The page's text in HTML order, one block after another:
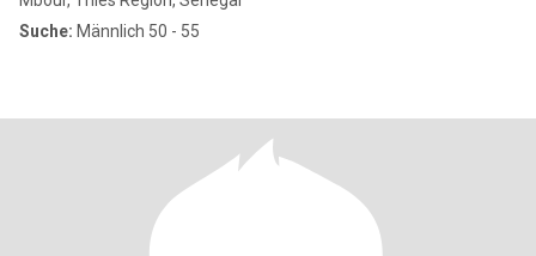
Suche: Männlich 50 - 55